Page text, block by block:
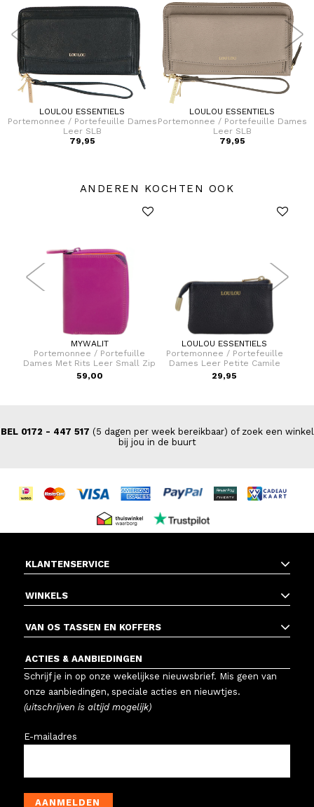
LOULOU ESSENTIELS
Portemonnee / Portefeuille Dames
Leer SLB
79,95
LOULOU ESSENTIELS
Portemonnee / Portefeuille Dames
Leer SLB
79,95
ANDEREN KOCHTEN OOK
MYWALIT
Portemonnee / Portefuille
Dames Met Rits Leer Small Zip
59,00
LOULOU ESSENTIELS
Portemonnee / Portefeuille
Dames Leer Petite Camile
29,95
BEL 0172 - 447 517 (5 dagen per week bereikbaar) of zoek een winkel
bij jou in de buurt
KLANTENSERVICE
WINKELS
VAN OS TASSEN EN KOFFERS
ACTIES & AANBIEDINGEN
Schrijf je in op onze wekelijkse nieuwsbrief. Mis geen van
onze aanbiedingen, speciale acties en nieuwtjes.
(uitschrijven is altijd mogelijk)
E-mailadres
AANMELDEN